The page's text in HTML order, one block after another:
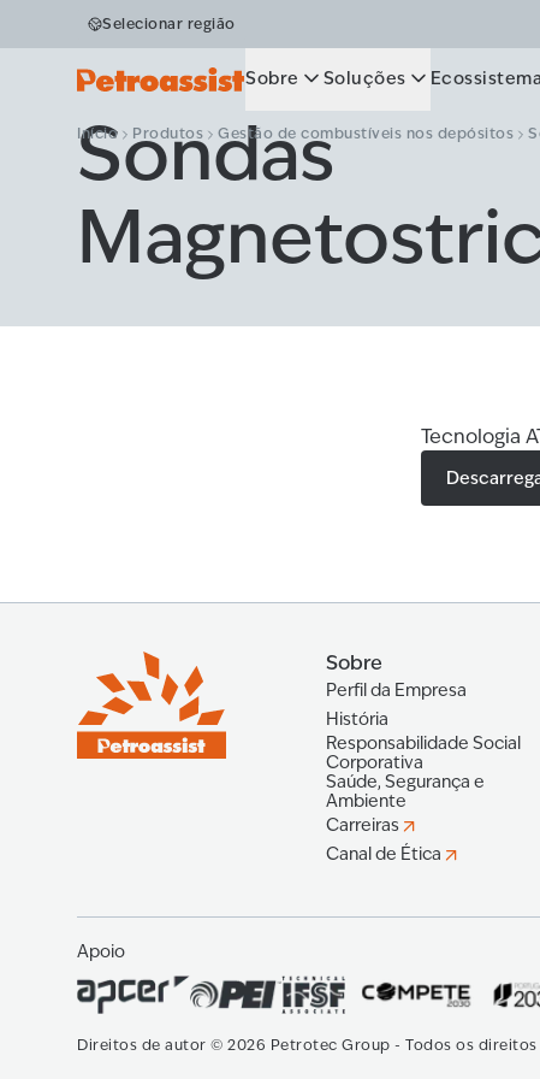
Selecionar região
Sobre Soluções Ecossistema
Início Produtos Gestão de combustíveis nos depósitos
Sondas
Tecnologia
Sobre
Perfil da Empresa
História
Responsabilidade Social
Corporativa
Saúde, Segurança e
Ambiente
Carreiras
Canal de Ética
Apoio
Direitos de autor © 2026 Petrotec Group - Todos os